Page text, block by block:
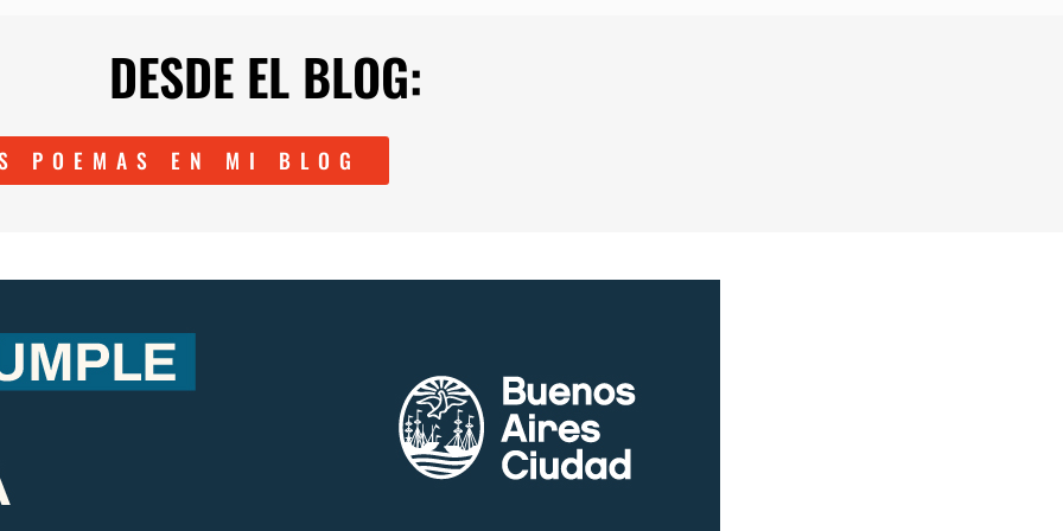
DESDE EL BLOG:
POEMAS EN MI BLOG